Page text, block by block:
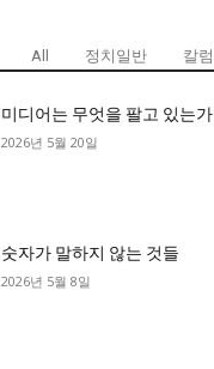
All 정치일반 칼럼
미디어는 무엇을 팔고 있는가
2026년 5월 20일
숫자가 말하지 않는 것들
2026년 5월 8일